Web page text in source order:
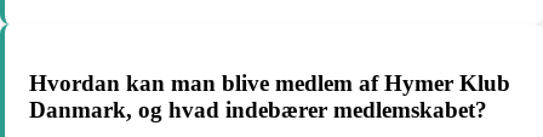
Hvordan kan man blive medlem af Hymer Klub
Danmark, og hvad indebærer medlemskabet?